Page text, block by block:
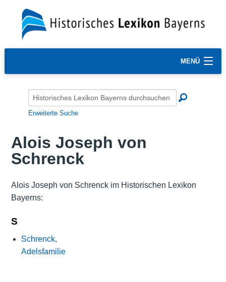
MENÜ
Erweiterte Suche
Alois Joseph von
Schrenck
Alois Joseph von Schrenck im Historischen Lexikon
Bayerns:
S
Schrenck,
Adelsfamilie